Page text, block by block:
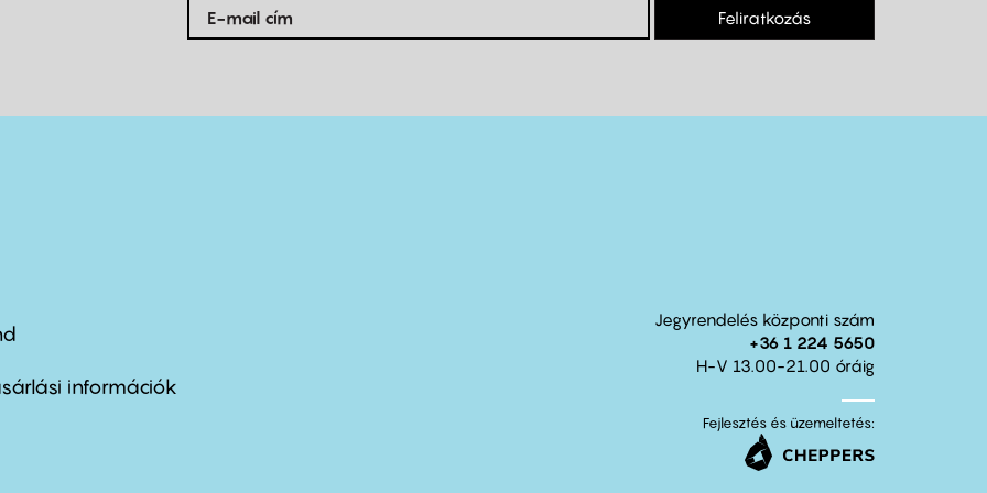
Feliratkozás
információk
Jegyrendelés központi szám
+36 1 224 5650
H-V 13.00-21.00 óráig
Fejlesztés és üzemeltetés: